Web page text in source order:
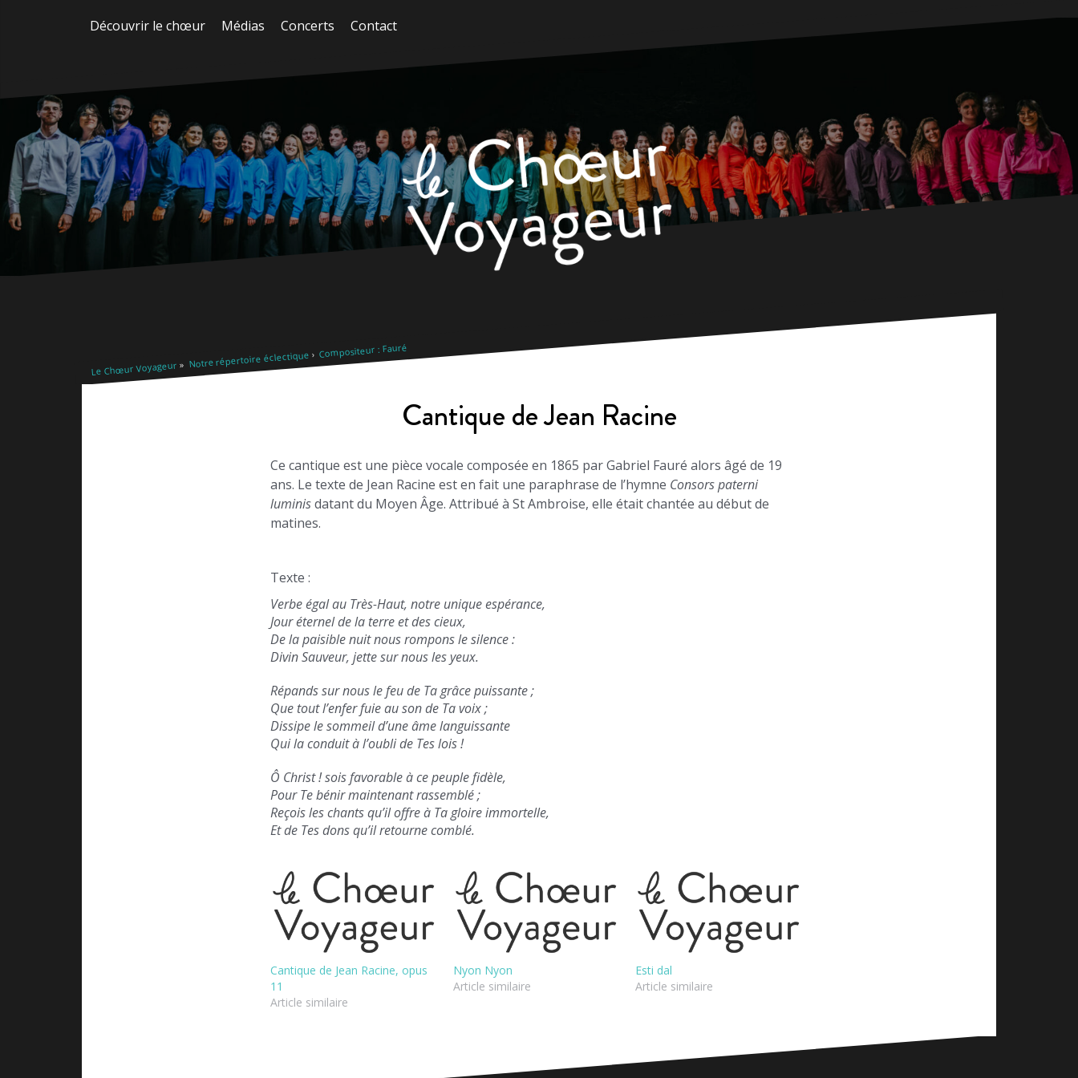
Découvrir le chœur Médias Concerts Contact
Le Chœur Voyageur Notre répertoire éclectique Compositeur : Fauré
Cantique de Jean Racine
Ce cantique est une pièce vocale composée en 1865 par Gabriel Fauré alors âgé de 19
ans. Le texte de Jean Racine est en fait une paraphrase de l’hymne Consors paterni
luminisdatant du Moyen Âge. Attribué à St Ambroise, elle était chantée au début de
matines.
Texte :
Verbe égal au Très-Haut, notre unique espérance,
Jour éternel de la terre et des cieux,
De la paisible nuit nous rompons le silence :
Divin Sauveur, jette sur nous les yeux.
Répands sur nous le feu de Ta grâce puissante ;
Que tout l’enfer fuie au son de Ta voix ;
Dissipe le sommeil d’une âme languissante
Qui la conduit à l’oubli de Tes lois !
Ô Christ ! sois favorable à ce peuple fidèle,
Pour Te bénir maintenant rassemblé ;
Reçois les chants qu’il offre à Ta gloire immortelle,
Et de Tes dons qu’il retourne comblé.
Cantique de Jean Racine, opus
11
Article similaire
Nyon Nyon
Article similaire
Esti dal
Article similaire